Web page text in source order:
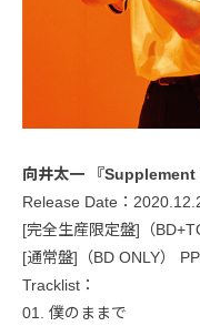
向井太一 『
Release Date：
[完全生産限定盤]（
[通常盤]（BD ONLY）
Tracklist：
01. 僕のままで